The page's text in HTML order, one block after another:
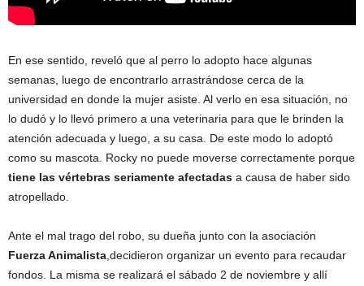
En ese sentido, reveló que al perro lo adopto hace algunas
semanas, luego de encontrarlo arrastrándose cerca de la
universidad en donde la mujer asiste. Al verlo en esa situación, no
lo dudó y lo llevó primero a una veterinaria para que le brinden la
atención adecuada y luego, a su casa. De este modo lo adoptó
como su mascota. Rocky no puede moverse correctamente porque
tiene las vértebras seriamente afectadas a causa de haber sido
atropellado.
Ante el mal trago del robo, su dueña junto con la asociación
Fuerza Animalista ,decidieron organizar un evento para recaudar
fondos. La misma se realizará el sábado 2 de noviembre y allí